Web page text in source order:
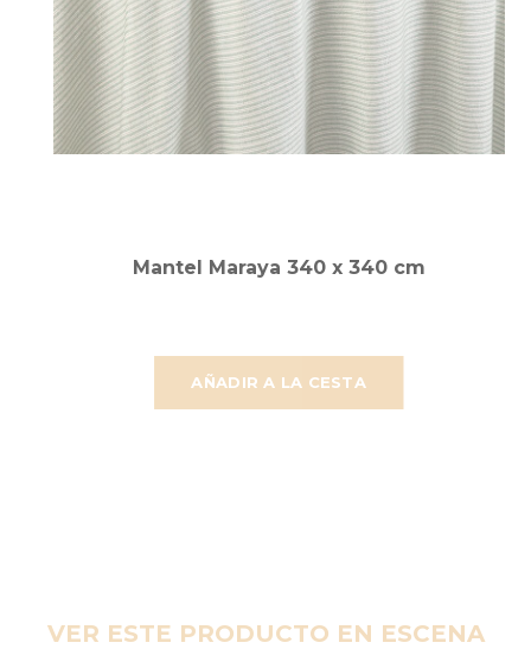
AÑADIR A LA CESTA
Mantel Maraya 340 x 340 cm
VER ESTE PRODUCTO EN ESCENA